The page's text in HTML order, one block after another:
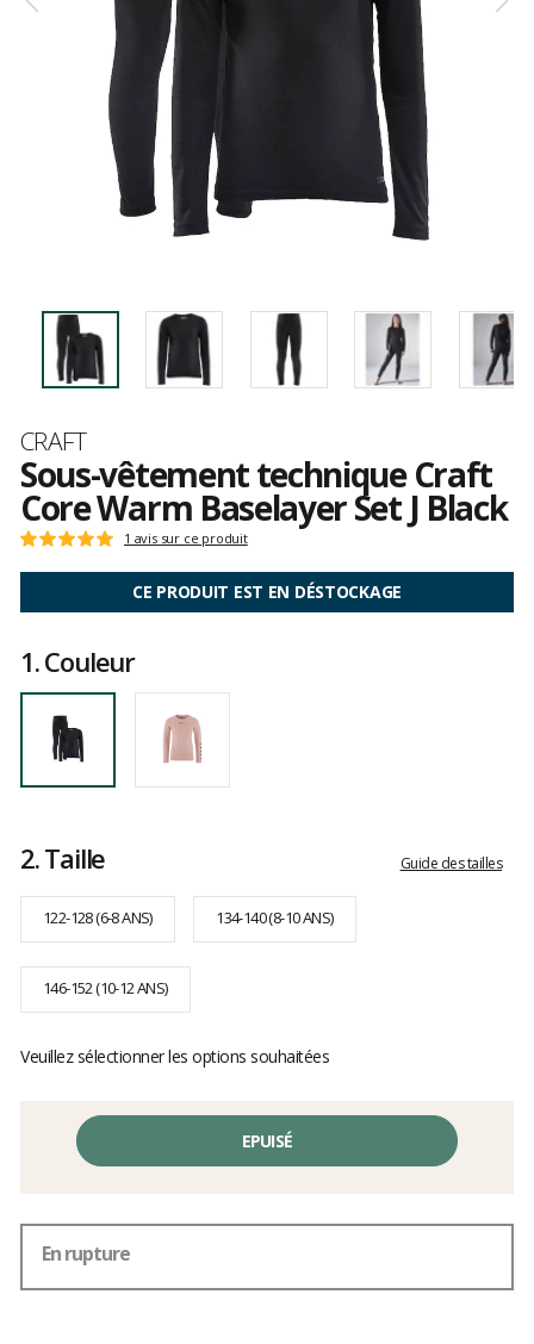
Marque
CRAFT
Sous-vêtement technique Craft
Core Warm Baselayer Set J Black
Les
Note
:
sur
1 avis sur ce produit
CE PRODUIT EST EN DÉSTOCKAGE
1.Couleur
2.Taille Guide des tailles
122-128 (6-8 ANS) 134-140 (8-10 ANS)
146-152 (10-12 ANS)
Veuillez sélectionner les options souhaitées
EPUISÉ
En rupture